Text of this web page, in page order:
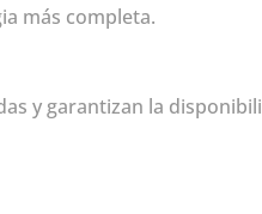
más completa.
y garantizan la